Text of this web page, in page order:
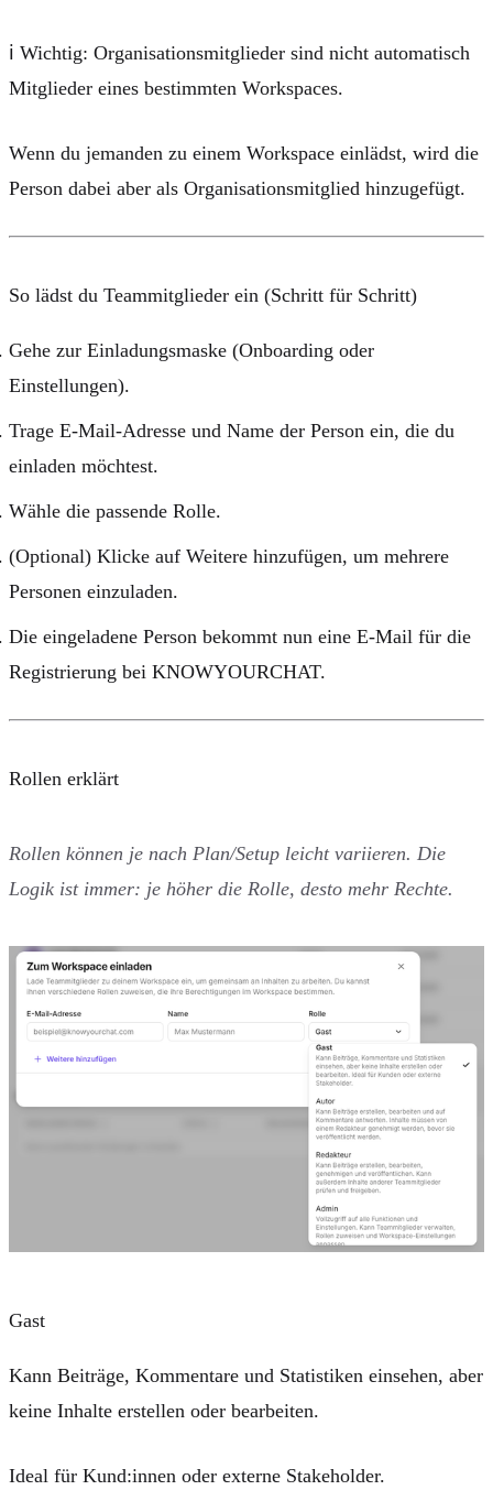
ℹ️ Wichtig: Organisationsmitglieder sind nicht automatisch
Mitglieder eines bestimmten Workspaces.
Wenn du jemanden zu einem Workspace einlädst, wird die
Person dabei aber als Organisationsmitglied hinzugefügt.
So lädst du Teammitglieder ein (Schritt für Schritt)
Gehe zur Einladungsmaske (Onboarding oder
Einstellungen).
Trage E-Mail-Adresse und Name der Person ein, die du
einladen möchtest.
Wähle die passende Rolle.
(Optional) Klicke auf Weitere hinzufügen, um mehrere
Personen einzuladen.
Die eingeladene Person bekommt nun eine E-Mail für die
Registrierung bei KNOWYOURCHAT.
Rollen erklärt
Rollen können je nach Plan/Setup leicht variieren. Die
Logik ist immer: je höher die Rolle, desto mehr Rechte.
Gast
Kann Beiträge, Kommentare und Statistiken einsehen, aber
keine Inhalte erstellen oder bearbeiten.
Ideal für Kund:innen oder externe Stakeholder.